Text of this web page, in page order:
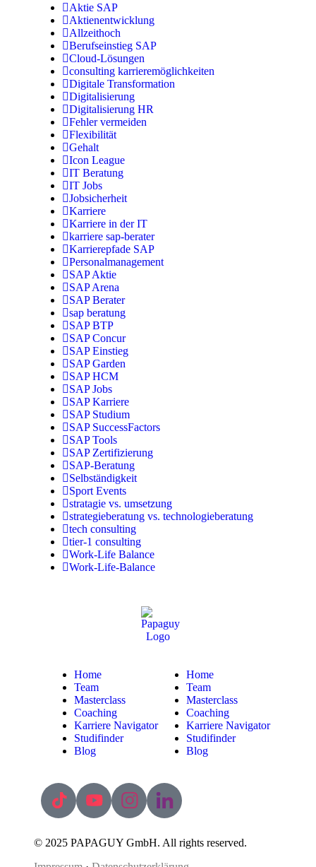
Aktie SAP
Aktienentwicklung
Allzeithoch
Berufseinstieg SAP
Cloud-Lösungen
consulting karrieremöglichkeiten
Digitale Transformation
Digitalisierung
Digitalisierung HR
Fehler vermeiden
Flexibilität
Gehalt
Icon League
IT Beratung
IT Jobs
Jobsicherheit
Karriere
Karriere in der IT
karriere sap-berater
Karrierepfade SAP
Personalmanagement
SAP Aktie
SAP Arena
SAP Berater
sap beratung
SAP BTP
SAP Concur
SAP Einstieg
SAP Garden
SAP HCM
SAP Jobs
SAP Karriere
SAP Studium
SAP SuccessFactors
SAP Tools
SAP Zertifizierung
SAP-Beratung
Selbständigkeit
Sport Events
stratagie vs. umsetzung
strategieberatung vs. technologieberatung
tech consulting
tier-1 consulting
Work-Life Balance
Work-Life-Balance
Home
Team
Masterclass
Coaching
Karriere Navigator
Studifinder
Blog
Home
Team
Masterclass
Coaching
Karriere Navigator
Studifinder
Blog
© 2025 PAPAGUY GmbH. All rights reserved.